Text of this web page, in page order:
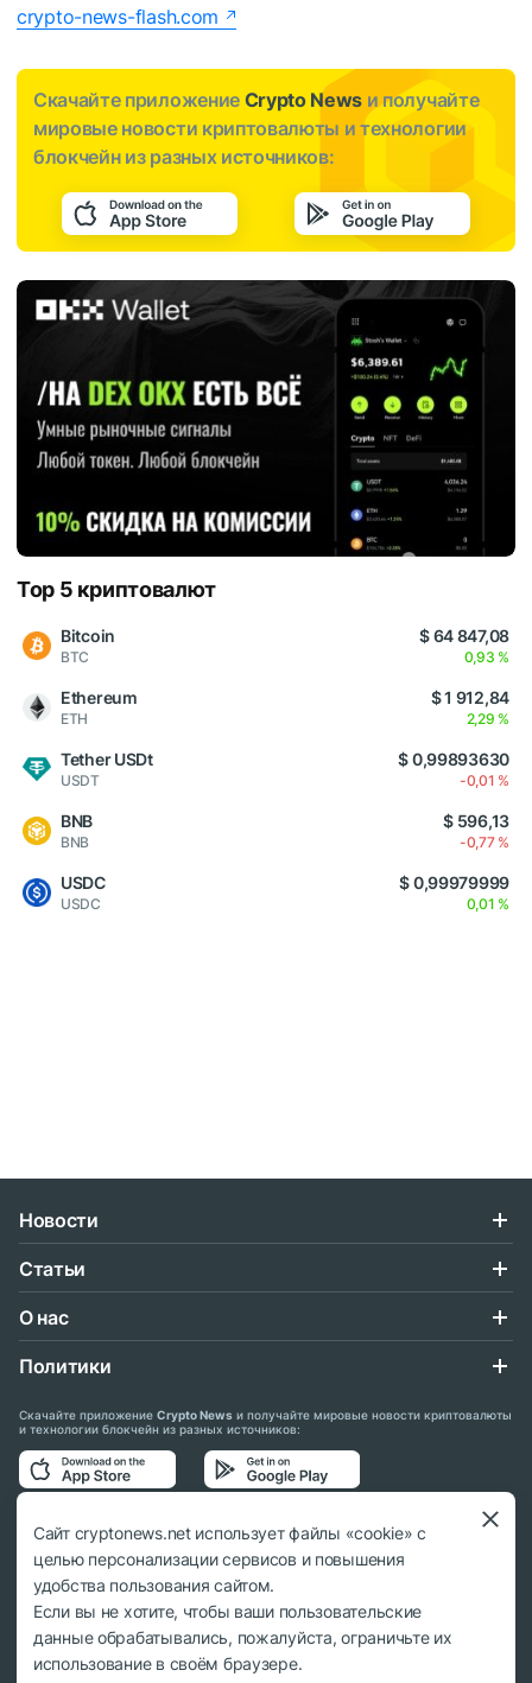
crypto-news-flash.com
Скачайте приложение Crypto News и получайте
мировые новости криптовалюты и технологии
блокчейн из разных источников:
Top 5 криптовалют
Bitcoin
BTC
$ 64 847,08
0,93 %
Ethereum
ETH
$ 1 912,84
2,29 %
Tether USDt
USDT
$ 0,99893630
-0,01 %
BNB
BNB
$ 596,13
-0,77 %
USDC
USDC
$ 0,99979999
0,01 %
Новости
Статьи
О нас
Политики
Скачайте приложение Crypto News и получайте мировые новости криптовалюты
и технологии блокчейн из разных источников:
Подписывайтесь на нас в социальных сетях:
© 2018 - 2026 Crypto News. При использовании материалов ссылка на
cryptonews.net обязательна.
Сайт cryptonews.net использует файлы «cookie» с
целью персонализации сервисов и повышения
удобства пользования сайтом.
Если вы не хотите, чтобы ваши пользовательские
данные обрабатывались, пожалуйста, ограничьте их
использование в своём браузере.